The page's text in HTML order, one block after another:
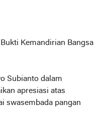
Kemandirian Bangsa
Subianto dalam
apresiasi atas
swasembada pangan